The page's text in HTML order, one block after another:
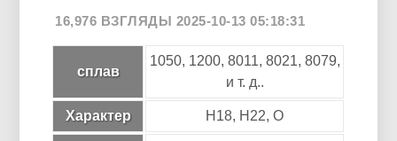
16,976 ВЗГЛЯДЫ 2025-10-13 05:18:31
сплав
1050, 1200, 8011, 8021, 8079,
и т. д..
Характер H18, Н22, О